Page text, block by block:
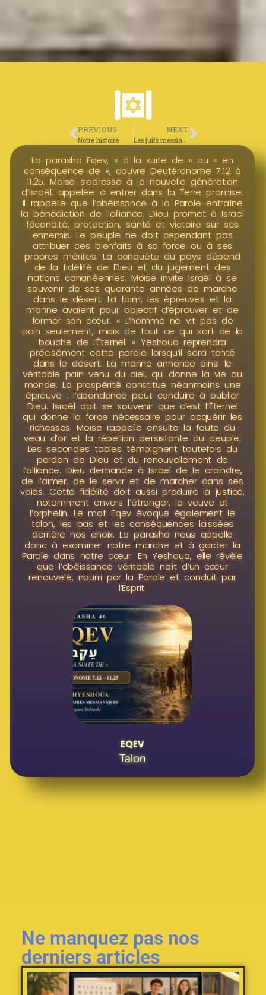
La parasha Eqev, « à la suite de » ou « en
conséquence de », couvre Deutéronome 7.12 à
11.25. Moïse s’adresse à la nouvelle génération
d’Israël, appelée à entrer dans la Terre promise.
Il rappelle que l’obéissance à la Parole entraîne
la bénédiction de l’alliance. Dieu promet à Israël
fécondité, protection, santé et victoire sur ses
ennemis. Le peuple ne doit cependant pas
attribuer ces bienfaits à sa force ou à ses
propres mérites. La conquête du pays dépend
de la fidélité de Dieu et du jugement des
nations cananéennes. Moïse invite Israël à se
souvenir de ses quarante années de marche
dans le désert. La faim, les épreuves et la
manne avaient pour objectif d’éprouver et de
former son cœur. « L’homme ne vit pas de
pain seulement, mais de tout ce qui sort de la
bouche de l’Éternel. » Yeshoua reprendra
précisément cette parole lorsqu’il sera tenté
dans le désert. La manne annonce ainsi le
véritable pain venu du ciel, qui donne la vie au
monde. La prospérité constitue néanmoins une
épreuve : l’abondance peut conduire à oublier
Dieu. Israël doit se souvenir que c’est l’Éternel
qui donne la force nécessaire pour acquérir les
richesses. Moïse rappelle ensuite la faute du
veau d’or et la rébellion persistante du peuple.
Les secondes tables témoignent toutefois du
pardon de Dieu et du renouvellement de
l’alliance. Dieu demande à Israël de le craindre,
de l’aimer, de le servir et de marcher dans ses
voies. Cette fidélité doit aussi produire la justice,
notamment envers l’étranger, la veuve et
l’orphelin. Le mot Eqev évoque également le
talon, les pas et les conséquences laissées
derrière nos choix. La parasha nous appelle
donc à examiner notre marche et à garder la
Parole dans notre cœur. En Yeshoua, elle révèle
que l’obéissance véritable naît d’un cœur
renouvelé, nourri par la Parole et conduit par
l’Esprit.
EQEV
Talon
PREVIOUS
Notre histoire
NEXT
Ne manquez pas nos
derniers articles